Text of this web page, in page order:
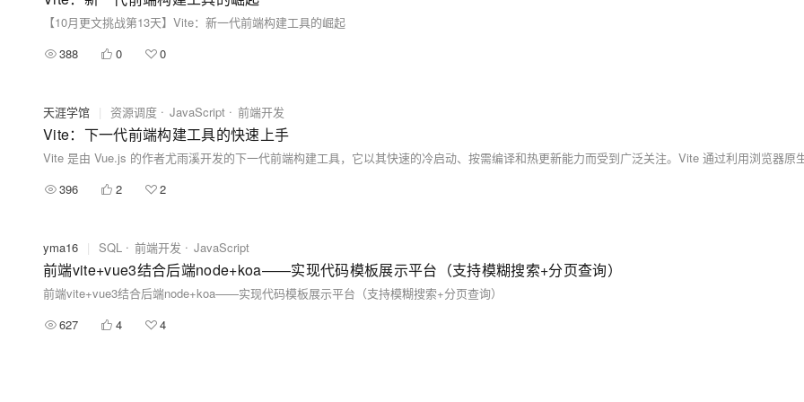
【10月更文挑战第13天】Vite：新一代前端构建工具的崛起
388
0 0
天涯学馆 | 资源调度 JavaScript 前端开发
Vite：下一代前端构建工具的快速上手
396
2 2
yma16 | SQL 前端开发 JavaScript
前端vite+vue3结合后端node+koa——实现代码模板展示平台（支持模糊搜索+分页查询）
前端vite+vue3结合后端node+koa——实现代码模板展示平台（支持模糊搜索+分页查询）
627
4 4